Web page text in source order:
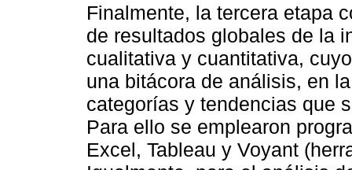
Finalmente, la tercera etapa
de resultados globales de la
cualitativa y cuantitativa,
una bitácora de análisis, en
categorías y tendencias que
Para ello se emplearon
Excel, Tableau y Voyant